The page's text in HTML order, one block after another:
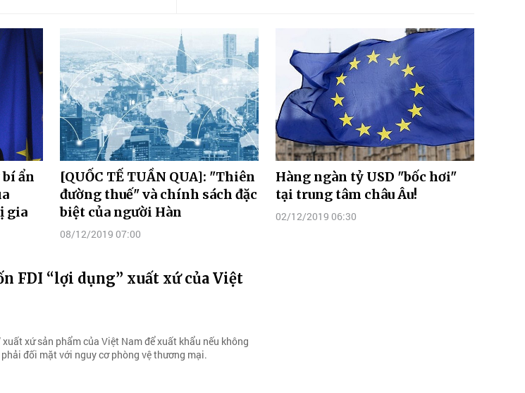
bí ẩn
gia
[QUỐC TẾ TUẦN QUA]: "Thiên
đường thuế" và chính sách đặc
biệt của người Hàn
08/12/2019 07:00
Hàng ngàn tỷ USD "bốc hơi"
tại trung tâm châu Âu!
02/12/2019 06:30
FDI “lợi dụng” xuất xứ của Việt
xứ sản phẩm của Việt Nam để xuất khẩu nếu không
đối mặt với nguy cơ phòng vệ thương mại.